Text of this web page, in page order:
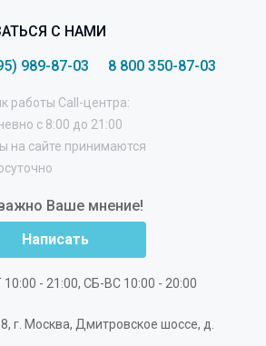
С НАМИ
989-87-03
8 800 350-87-03
работы Call-центра:
с 8:00 до 21:00
на сайте принимаются
Ваше мнение!
Написать
- 21:00, СБ-ВС 10:00 - 20:00
, г. Москва, Дмитровское шоссе, д.